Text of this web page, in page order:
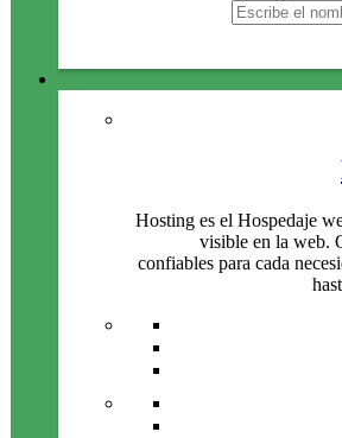
Hosting es el Hospedaje
visible en la web.
confiables para cada